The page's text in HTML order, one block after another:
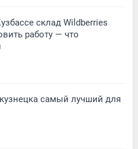
склад Wildberries
работу — что
самый лучший для